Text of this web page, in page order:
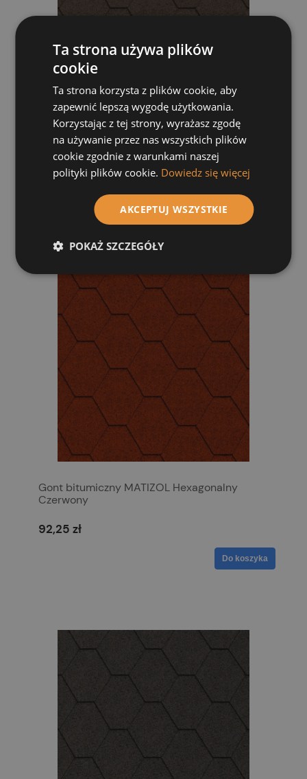
Gont bitumiczny MATIZOL Hexagonalny
Brązowy
92,25 zł
Do koszyka
Gont bitumiczny MATIZOL Hexagonalny
Czerwony
92,25 zł
Do koszyka
Ta strona używa plików
cookie
Ta strona korzysta z plików cookie, aby
zapewnić lepszą wygodę użytkowania.
Korzystając z tej strony, wyrażasz zgodę
na używanie przez nas wszystkich plików
cookie zgodnie z warunkami naszej
polityki plików cookie. Dowiedz się więcej
AKCEPTUJ WSZYSTKIE
POKAŻ SZCZEGÓŁY